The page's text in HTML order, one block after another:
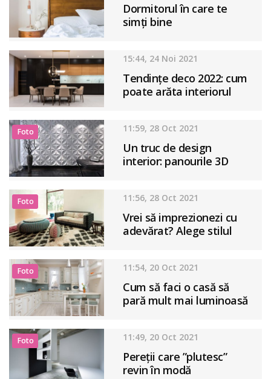
Dormitorul în care te
simți bine
15:44, 24 Noi 2021
Tendințe deco 2022: cum
poate arăta interiorul
Foto 11:59, 28 Oct 2021
Un truc de design
interior: panourile 3D
Foto 11:56, 28 Oct 2021
Vrei să imprezionezi cu
adevărat? Alege stilul
Foto 11:54, 20 Oct 2021
Cum să faci o casă să
pară mult mai luminoasă
Foto 11:49, 20 Oct 2021
Pereții care ”plutesc”
revin în modă